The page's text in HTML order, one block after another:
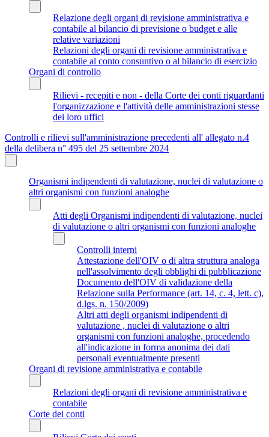
Relazione degli organi di revisione amministrativa e
contabile al bilancio di previsione o budget e alle
relative variazioni
Relazioni degli organi di revisione amministrativa e
contabile al conto consuntivo o al bilancio di esercizio
Organi di controllo
Rilievi - recepiti e non - della Corte dei conti riguardanti
l'organizzazione e l'attività delle amministrazioni stesse
dei loro uffici
Controlli e rilievi sull'amministrazione precedenti all' allegato n.4
della delibera n° 495 del 25 settembre 2024
Organismi indipendenti di valutazione, nuclei di valutazione o
altri organismi con funzioni analoghe
Atti degli Organismi indipendenti di valutazione, nuclei
di valutazione o altri organismi con funzioni analoghe
Controlli interni
Attestazione dell'OIV o di altra struttura analoga
nell'assolvimento degli obblighi di pubblicazione
Documento dell'OIV di validazione della
Relazione sulla Performance (art. 14, c. 4, lett. c),
d.lgs. n. 150/2009)
Altri atti degli organismi indipendenti di
valutazione , nuclei di valutazione o altri
organismi con funzioni analoghe, procedendo
all'indicazione in forma anonima dei dati
personali eventualmente presenti
Organi di revisione amministrativa e contabile
Relazioni degli organi di revisione amministrativa e
contabile
Corte dei conti